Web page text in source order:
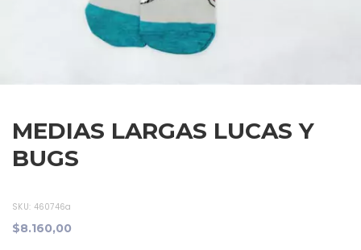
MEDIAS LARGAS LUCAS Y
BUGS
SKU: 460746a
$8.160,00